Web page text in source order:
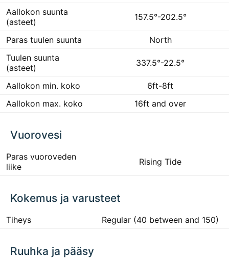
Aallokon suunta
(asteet)
157.5°-202.5°
Paras tuulen suunta
North
Tuulen suunta
(asteet)
337.5°-22.5°
Aallokon min. koko
6ft-8ft
Aallokon max. koko
16ft and over
Vuorovesi
Paras vuoroveden
liike
Rising Tide
Kokemus ja varusteet
Tiheys Regular (40 between and 150)
Ruuhka ja pääsy